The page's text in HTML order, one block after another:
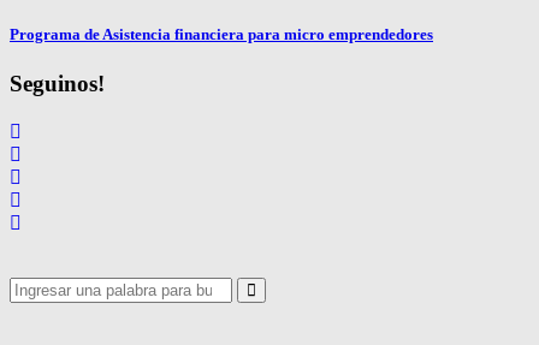
Programa de Asistencia financiera para micro emprendedores
Seguinos!
Search
for:
Search